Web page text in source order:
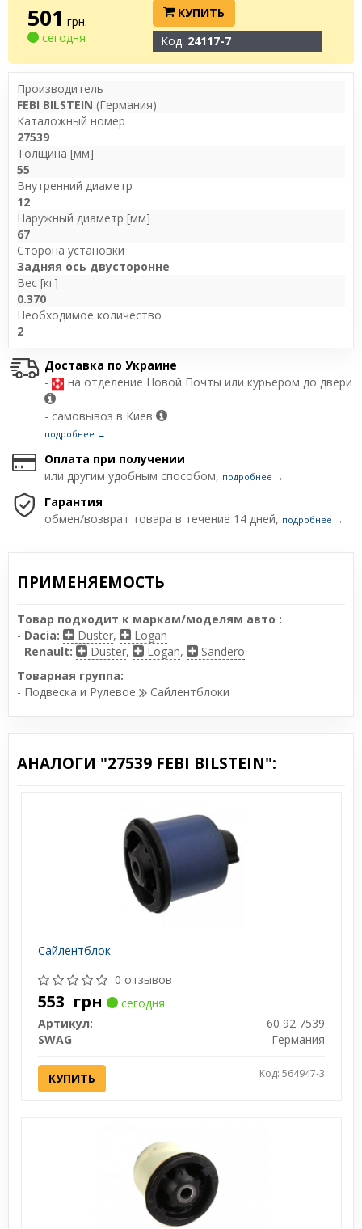
501 грн.
сегодня
КУПИТЬ
Код: 24117-7
Производитель
FEBI BILSTEIN (Германия)
Каталожный номер
27539
Толщина [мм]
55
Внутренний диаметр
12
Наружный диаметр [мм]
67
Сторона установки
Задняя ось двусторонне
Вес [кг]
0.370
Необходимое количество
2
Доставка по Украине
-
на отделение Новой Почты или курьером до двери
- самовывоз в Киев
подробнее →
Оплата при получении
или другим удобным способом, подробнее →
Гарантия
обмен/возврат товара в течение 14 дней, подробнее →
ПРИМЕНЯЕМОСТЬ
Товар подходит к маркам/моделям авто :
- Dacia: Duster,
Logan
- Renault: Duster, Logan,
Sandero
Товарная группа:
- Подвеска и Рулевое
Сайлентблоки
АНАЛОГИ "27539 FEBI BILSTEIN":
Сайлентблок
0 отзывов
553 грн
сегодня
Артикул:
60 92 7539
SWAG
Германия
КУПИТЬ Код: 564947-3